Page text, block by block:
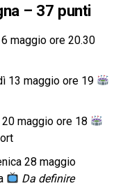
– 37 punti
maggio ore 20.30
13 maggio ore 19
20 maggio ore 18
28 maggio
Da definire